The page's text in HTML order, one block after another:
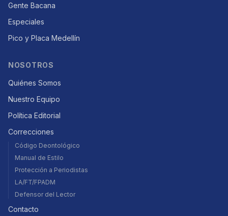
Gente Bacana
Especiales
Pico y Placa Medellín
NOSOTROS
Quiénes Somos
Nuestro Equipo
Política Editorial
Correcciones
Código Deontológico
Manual de Estilo
Protección a Periodistas
LA/FT/FPADM
Defensor del Lector
Contacto